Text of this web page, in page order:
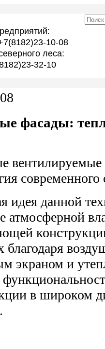
10-08
леса:
32-10
фасады:
современного
идея данной
атмосферной
благодаря
экраном и
в широком